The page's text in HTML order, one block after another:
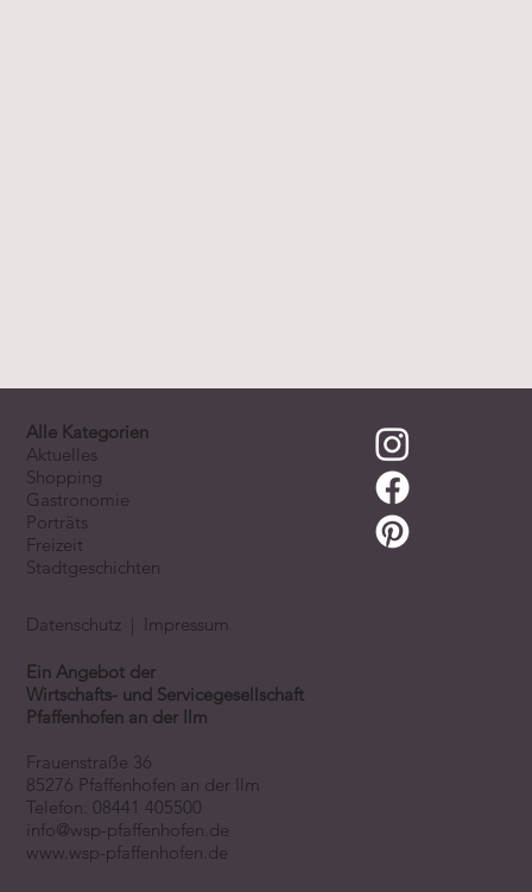
Ein Angebot der
Wirtschafts- und Servicegesellschaft
Pfaffenhofen an der Ilm
Frauenstraße 36
85276 Pfaffenhofen an der Ilm
Telefon:08441 405500
info@wsp-pfaffenhofen.de
www.wsp-pfaffenhofen.de
Alle Kategorien
Aktuelles
Shopping
Gastronomie
Porträts
Freizeit
Stadtgeschichten
Datenschutz | Impressum